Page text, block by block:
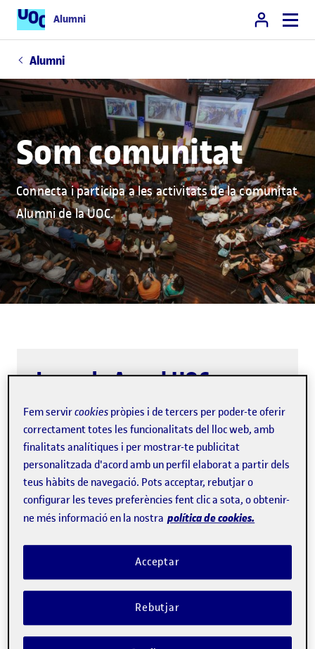
Alumni
Alumni
Som comunitat
Connecta i participa a les activitats de la comunitat
Alumni de la UOC.
Jornada Anual UOC
Alumni
Cada any celebrem les jornades Alumni, un
espai on pots participar i ser part d'una
comunitat que valora l'intercanvi d'idees,
experiències i connexions. Un punt de
Fem servircookies pròpies i de tercers per poder-te oferir
correctament totes les funcionalitats del lloc web, amb
finalitats analítiques i per mostrar-te publicitat
personalitzada d'acord amb un perfil elaborat a partir dels
teus hàbits de navegació. Pots acceptar, rebutjar o
configurar les teves preferències fent clic a sota, o obtenir-
ne més informació en la nostra política de cookies.
Rebutjar
Acceptar